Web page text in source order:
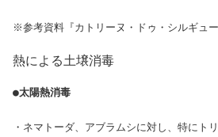
熱による土壌消毒
●太陽熱消毒
・ネマトーダ、アブラムシに対し、特にト